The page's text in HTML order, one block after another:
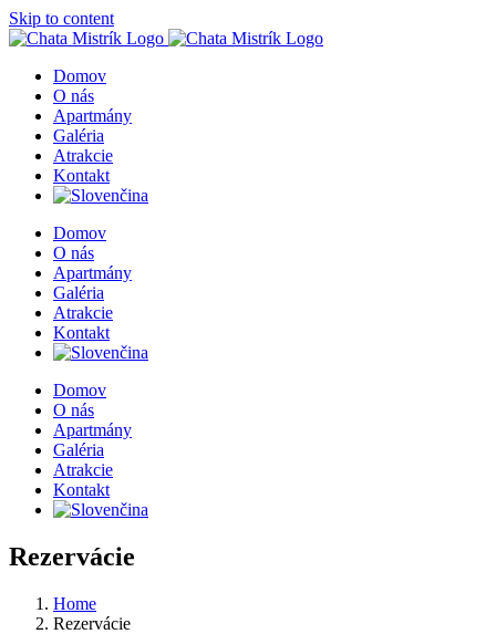
Skip to content
Domov
O nás
Apartmány
Galéria
Atrakcie
Kontakt
Domov
O nás
Apartmány
Galéria
Atrakcie
Kontakt
Domov
O nás
Apartmány
Galéria
Atrakcie
Kontakt
Rezervácie
Home
Rezervácie